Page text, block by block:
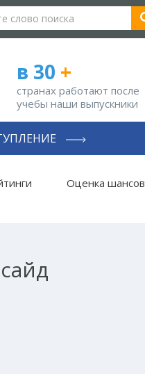
в 30 +
странах работают после
учебы наши выпускники
Оценка шансов